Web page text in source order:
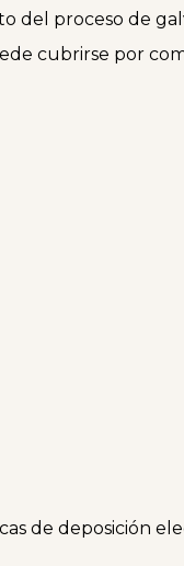
del proceso de
cubrirse por
de deposición